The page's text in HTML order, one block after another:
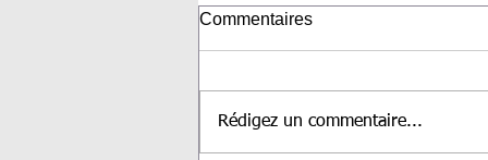
Elise et Eric
Commentaires
Rédigez un commentaire...